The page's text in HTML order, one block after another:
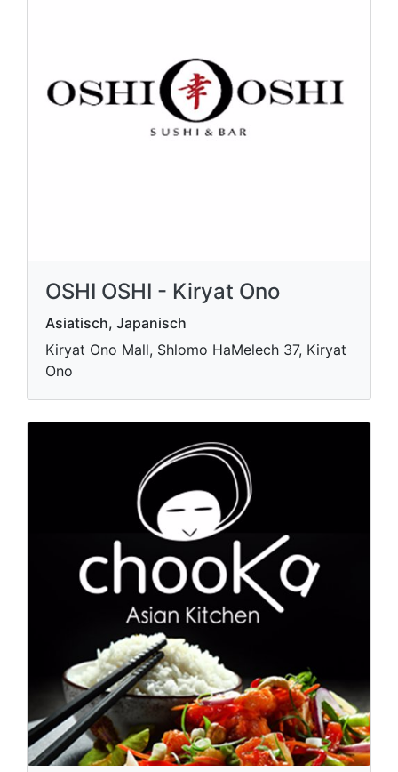
OSHI OSHI - Kiryat Ono
Asiatisch, Japanisch
Kiryat Ono Mall, Shlomo HaMelech 37, Kiryat
Ono